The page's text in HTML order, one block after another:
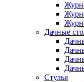
Дачные
Стулья